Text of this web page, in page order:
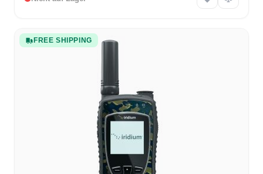
FREE SHIPPING